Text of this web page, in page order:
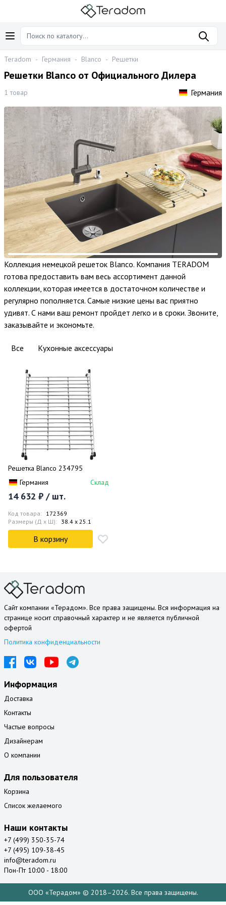
Teradom - Германия - Blanco - Решетки
Решетки Blanco от Официального Дилера
1 товар Германия
Коллекция немецкой решеток Blanco. Компания TERADOM
готова предоставить вам весь ассортимент данной
коллекции, которая имеется в достаточном количестве и
регулярно пополняется. Самые низкие цены вас приятно
удивят. С нами ваш ремонт пройдет легко и в сроки. Звоните,
заказывайте и экономьте.
Все Кухонные аксессуары
Решетка Blanco 234795
Германия
Склад
14 632 ₽ / шт.
Код товара: 172369
Размеры (Д x Ш): 38.4 x 25.1
В корзину
Сайт компании «Терадом». Все права защищены. Вся информация на
странице носит справочный характер и не является публичной
офертой
Политика конфиденциальности
Информация
Доставка
Контакты
Частые вопросы
Дизайнерам
О компании
Для пользователя
Корзина
Список желаемого
Наши контакты
+7 (499) 350-35-74
+7 (495) 109-38-45
info@teradom.ru
Пон-Пт 10:00 - 18:00
ООО «Терадом» © 2018–2026. Все права защищены.